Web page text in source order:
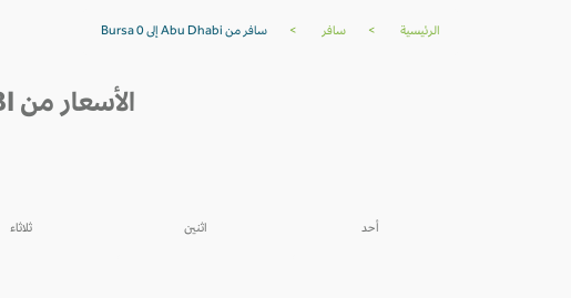
الرئيسية > سافر > سافر من Abu Dhabi إلى Bursa 0
الأسعار من ABU DHABI إلى BURSA خلال 30 يوم القادمة
أحد اثنين ثلاثاء